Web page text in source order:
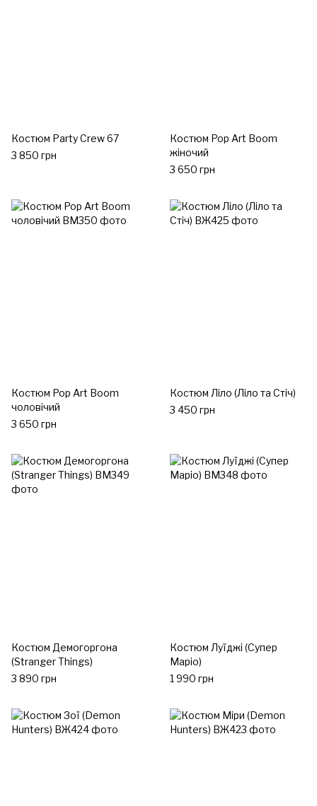
Костюм Party Crew 67
3 850 грн
Костюм Pop Art Boom
жіночий
3 650 грн
Костюм Pop Art Boom
чоловічий
3 650 грн
Костюм Ліло (Ліло та Стіч)
3 450 грн
Костюм Демогоргона
(Stranger Things)
3 890 грн
Костюм Луїджі (Супер
Маріо)
1 990 грн